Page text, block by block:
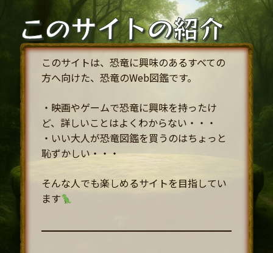
このサイトの紹介
このサイトは、恐竜に興味のあるすべての
方へ向けた、恐竜のWeb図鑑です。
・映画やゲームで恐竜に興味を持ったけ
ど、詳しいことはよくわからない・・・
・いい大人が恐竜図鑑を買うのはちょっと
恥ずかしい・・・
そんな人でも楽しめるサイトを目指してい
ます